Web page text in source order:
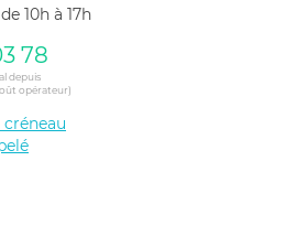
10h à 17h
78
depuis
opérateur)